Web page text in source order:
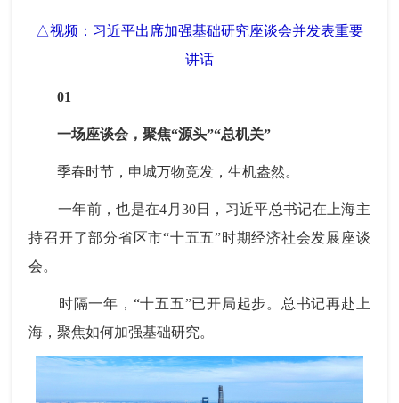
△视频：习近平出席加强基础研究座谈会并发表重要
讲话
01
一场座谈会，聚焦“源头”“总机关”
季春时节，申城万物竞发，生机盎然。
一年前，也是在4月30日，习近平总书记在上海主
持召开了部分省区市“十五五”时期经济社会发展座谈
会。
时隔一年，“十五五”已开局起步。总书记再赴上
海，聚焦如何加强基础研究。